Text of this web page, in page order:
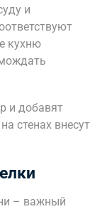
и
кухню
и добавят
стенах внесут
– важный